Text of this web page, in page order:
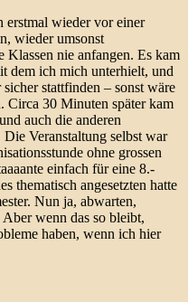
erstmal wieder vor einer
wieder umsonst
Klassen nie anfangen. Es kam
dem ich mich unterhielt, und
stattfinden – sonst wäre
Circa 30 Minuten später kam
auch die anderen
Veranstaltung selbst war
ohne grossen
einfach für eine 8.-
thematisch angesetzten hatte
Nun ja, abwarten,
wenn das so bleibt,
haben, wenn ich hier